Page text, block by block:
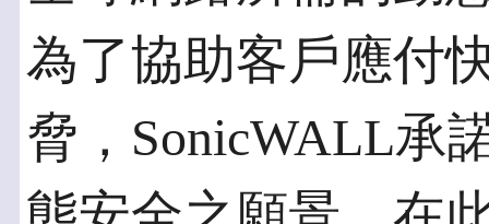
為了協助客戶應付
脅，SonicWALL承